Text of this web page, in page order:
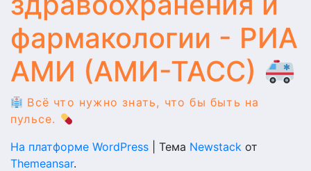
фармакологии - РИА
АМИ (АМИ-ТАСС)
Всё что нужно знать, что бы быть на
пульсе.
На платформе WordPress
Тема Newstack от
Themeansar.